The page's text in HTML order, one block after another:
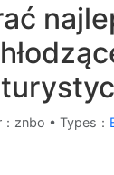
znbo • Types：